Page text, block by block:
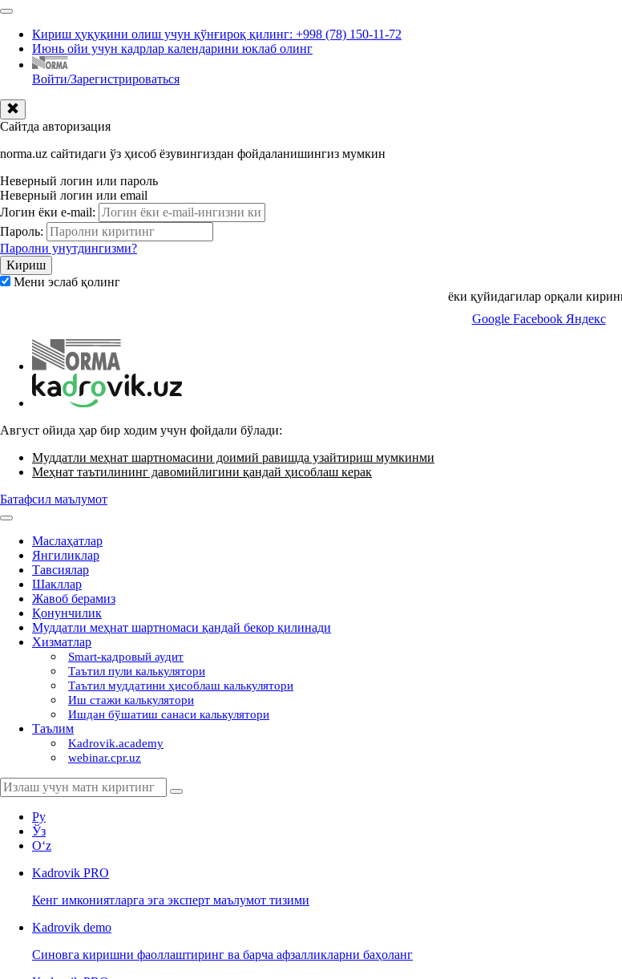
Кириш ҳуқуқини олиш учун қўнғироқ қилинг: +998 (78) 150-11-72
Июнь ойи учун кадрлар календарини юклаб олинг
Войти/Зарегистрироваться
Сайтда авторизация
norma.uz сайтидаги ўз ҳисоб ёзувингиздан фойдаланишингиз мумкин
Неверный логин или пароль
Неверный логин или email
Логин ёки e-mail:
Пароль:
Паролни унутдингизми?
Мени эслаб қолинг
ёки қуйидагилар орқали
Google Facebook Яндекс
Август ойида ҳар бир ходим учун фойдали бўлади:
Муддатли меҳнат шартномасини доимий равишда узайтириш мумкинми
Меҳнат таътилининг давомийлигини қандай ҳисоблаш керак
Батафсил маълумот
Маслаҳатлар
Янгиликлар
Тавсиялар
Шакллар
Жавоб берамиз
Қонунчилик
Муддатли меҳнат шартномаси қандай бекор қилинади
Хизматлар
Smart-кадровый аудит
Таътил пули калькулятори
Таътил муддатини ҳисоблаш калькулятори
Иш стажи калькулятори
Ишдан бўшатиш санаси калькулятори
Таълим
Kadrovik.academy
webinar.cpr.uz
Ру
Ўз
Oʻz
Kadrovik PRO
Кенг имкониятларга эга эксперт маълумот тизими
Kadrovik demo
Синовга киришни фаоллаштиринг ва барча афзалликларни баҳоланг